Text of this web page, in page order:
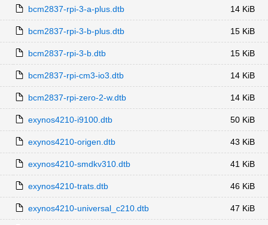
bcm2837-rpi-3-a-plus.dtb 14 KiB
bcm2837-rpi-3-b-plus.dtb 15 KiB
bcm2837-rpi-3-b.dtb 15 KiB
bcm2837-rpi-cm3-io3.dtb 14 KiB
bcm2837-rpi-zero-2-w.dtb 14 KiB
exynos4210-i9100.dtb 50 KiB
exynos4210-origen.dtb 43 KiB
exynos4210-smdkv310.dtb 41 KiB
exynos4210-trats.dtb 46 KiB
exynos4210-universal_c210.dtb 47 KiB